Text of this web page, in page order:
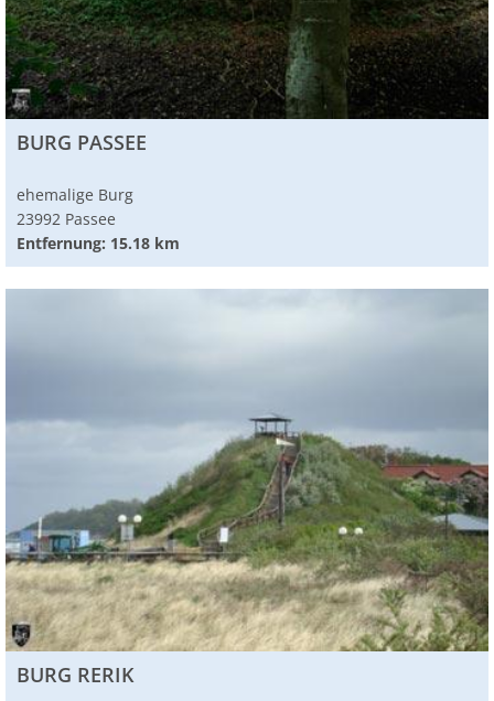
BURG PASSEE
ehemalige Burg
23992 Passee
Entfernung: 15.18 km
BURG RERIK